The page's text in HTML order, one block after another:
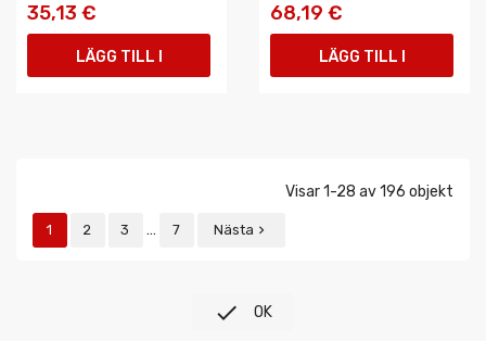
35,13 €
LÄGG TILL I
68,19 €
LÄGG TILL I
Visar 1-28 av 196 objekt
1 2 3 … 7 Nästa 
 OK